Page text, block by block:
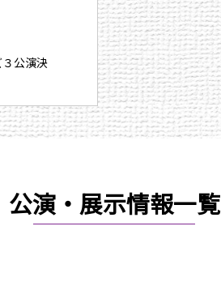
公演決
公演・展示情報一覧